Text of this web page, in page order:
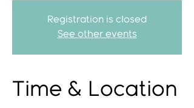
Registration is closed
See other events
Time & Location